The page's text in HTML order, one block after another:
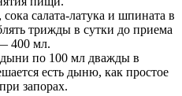
салата-латука и шпината в
трижды в сутки до приема
400 мл.
дыни по 100 мл дважды в
есть дыню, как простое
запорах.